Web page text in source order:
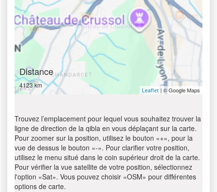
Distance
4123 km
Leaflet | © Google Maps
Trouvez l’emplacement pour lequel vous souhaitez trouver la
ligne de direction de la qibla en vous déplaçant sur la carte.
Pour zoomer sur la position, utilisez le bouton «+», pour la
vue de dessus le bouton «-». Pour clarifier votre position,
utilisez le menu situé dans le coin supérieur droit de la carte.
Pour vérifier la vue satellite de votre position, sélectionnez
l'option «Sat». Vous pouvez choisir «OSM» pour différentes
options de carte.